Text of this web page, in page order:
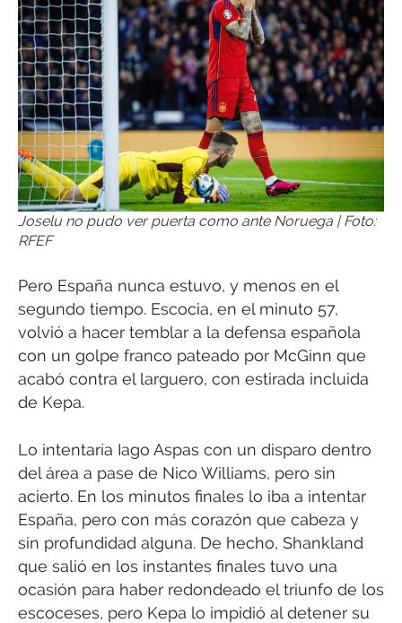
Joselu no pudo ver puerta como ante Noruega | Foto:
RFEF
Pero España nunca estuvo, y menos en el
segundo tiempo. Escocia, en el minuto 57,
volvió a hacer temblar a la defensa española
con un golpe franco pateado por McGinn que
acabó contra el larguero, con estirada incluida
de Kepa.
Lo intentaría Iago Aspas con un disparo dentro
del área a pase de Nico Williams, pero sin
acierto. En los minutos finales lo iba a intentar
España, pero con más corazón que cabeza y
sin profundidad alguna. De hecho, Shankland
que salió en los instantes finales tuvo una
ocasión para haber redondeado el triunfo de los
escoceses, pero Kepa lo impidió al detener su